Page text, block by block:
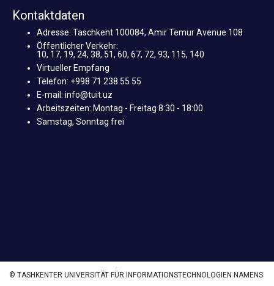
Kontaktdaten
Adresse: Taschkent 100084, Amir Temur Avenue 108
Öffentlicher Verkehr:
10, 17, 19, 24, 38, 51, 60, 67, 72, 93, 115, 140
Virtueller Empfang
Telefon: +998 71 238 55 55
E-mail: info@tuit.uz
Arbeitszeiten: Montag - Freitag 8:30 - 18:00
Samstag, Sonntag frei
© TASHKENTER UNIVERSITÄT FÜR INFORMATIONSTECHNOLOGIEN NAMENS